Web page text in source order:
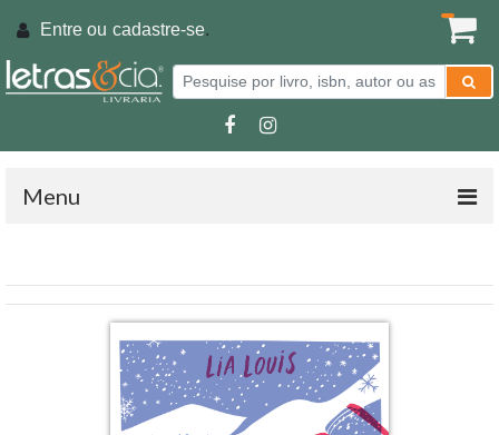
Entre ou cadastre-se.
Menu